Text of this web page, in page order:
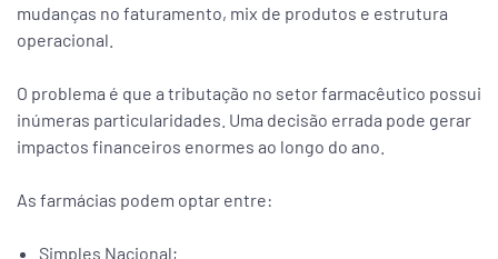
mudanças no faturamento, mix de produtos e estrutura
operacional.
O problema é que a tributação no setor farmacêutico possui
inúmeras particularidades. Uma decisão errada pode gerar
impactos financeiros enormes ao longo do ano.
As farmácias podem optar entre:
Simples Nacional;